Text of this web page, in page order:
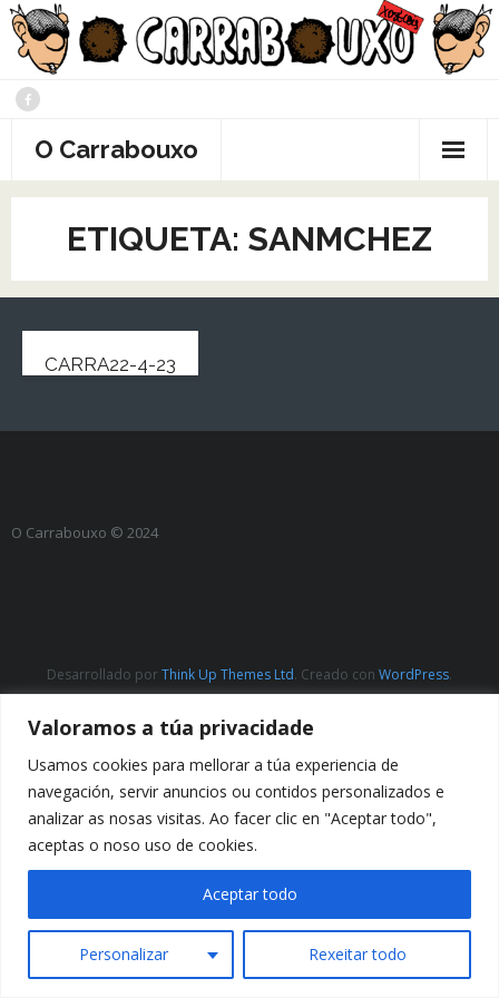
Valoramos a túa privacidade
Usamos cookies para mellorar a túa experiencia de
navegación, servir anuncios ou contidos personalizados e
analizar as nosas visitas. Ao facer clic en "Aceptar todo",
aceptas o noso uso de cookies.
Personalizar Rexeitar todo
Aceptar todo
Saltar
contenido
O Carrabouxo
ETIQUETA: SANMCHEZ
CARRA22-4-23
O Carrabouxo © 2024
Desarrollado porThink Up Themes Ltd. Creado con WordPress.